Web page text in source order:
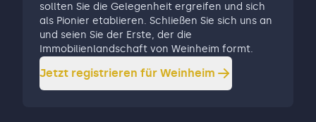
sollten Sie die Gelegenheit ergreifen und sich
als Pionier etablieren. Schließen Sie sich uns an
und seien Sie der Erste, der die
Immobilienlandschaft von Weinheim formt.
Jetzt registrieren für Weinheim